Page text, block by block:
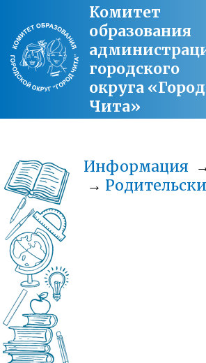
Комитет
образования
городского
округа «Город
Чита»
Информация
→